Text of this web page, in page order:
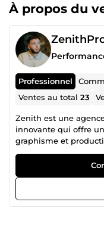
À propos du
Professionnel
Ventes au total23
Zenith est une
innovante qui offre
graphisme et
fournir des solutions
besoins spécifiques
accompagner dans